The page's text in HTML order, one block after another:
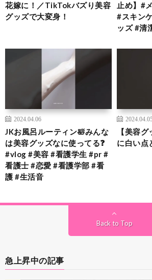
花嫁に！／TikTokバズり美容
グッズで大変身！
止め】#
#スキン
ッズ #清
2024.04.06
JKお風呂ルーティン🛀みんな
は美容グッズなに使ってる❓
#vlog #美容 #看護学生 #pr #
看護士 #恋愛 #看護学部 #看
護 #生活音
【美容
に白い
Back to Top
急上昇中の記事